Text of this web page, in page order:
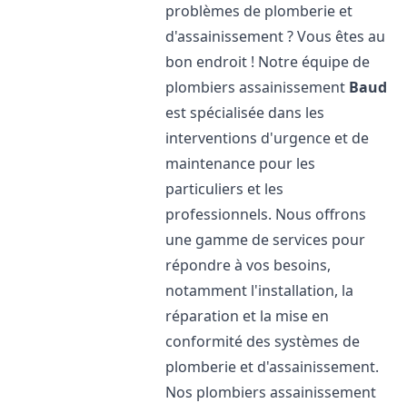
problèmes de plomberie et
d'assainissement ? Vous êtes au
bon endroit ! Notre équipe de
plombiers assainissement Baud
est spécialisée dans les
interventions d'urgence et de
maintenance pour les
particuliers et les
professionnels. Nous offrons
une gamme de services pour
répondre à vos besoins,
notamment l'installation, la
réparation et la mise en
conformité des systèmes de
plomberie et d'assainissement.
Nos plombiers assainissement